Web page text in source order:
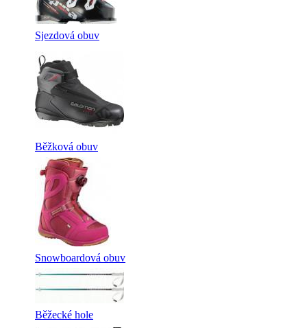
Sjezdová obuv
Běžková obuv
Snowboardová obuv
Běžecké hole